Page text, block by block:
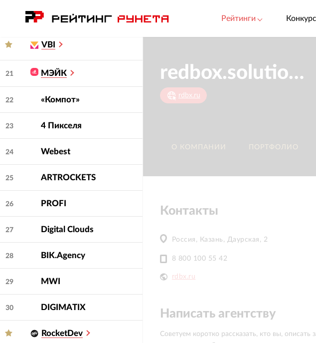
Рейтинги Конкурс
Comly
VBI
21 МЭЙК
22 «Компот»
23 4 Пикселя
24 Webest
25 ARTROCKETS
26 PROFI
27 Digital Clouds
28 BIK.Agency
29 MWI
30 DIGIMATIX
RocketDev
redbox.solutions
rdbx.ru
О КОМПАНИИ ПОРТФОЛИО
Контакты
Россия, Казань, Даурская, 2
8 800 100 55 42
rdbx.ru
Написать агентству
Советуем коротко рассказать, кто вы, описать